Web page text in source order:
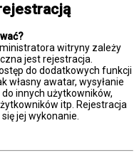
witryny zależy
jest rejestracja.
do dodatkowych funkcji
własny awatar, wysyłanie
innych użytkowników,
itp. Rejestracja
jej wykonanie.